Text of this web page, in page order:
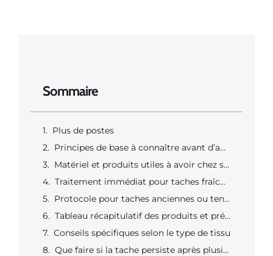
Sommaire
Plus de postes
Principes de base à connaître avant d’agir
Matériel et produits utiles à avoir chez soi
Traitement immédiat pour taches fraîches (dans les 5 à 10 minutes)
Protocole pour taches anciennes ou tenaces
Tableau récapitulatif des produits et précautions
Conseils spécifiques selon le type de tissu
Que faire si la tache persiste après plusieurs essais ?